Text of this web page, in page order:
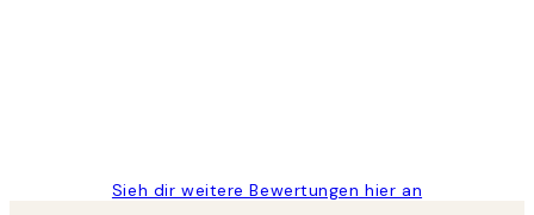
Sieh dir weitere Bewertungen hier an